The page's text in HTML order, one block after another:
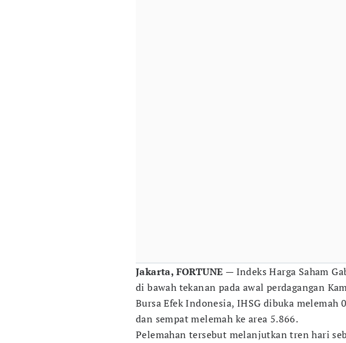
Jakarta, FORTUNE — Indeks Harga Saham
di bawah tekanan pada awal perdagangan
Bursa Efek Indonesia, IHSG dibuka melemah
dan sempat melemah ke area 5.866.
Pelemahan tersebut melanjutkan tren hari